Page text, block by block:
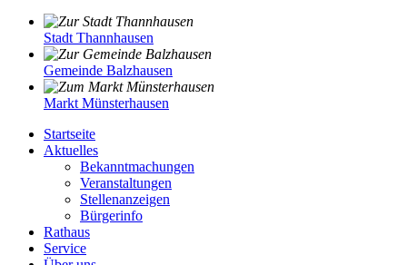
Stadt Thannhausen
Gemeinde Balzhausen
Markt Münsterhausen
Startseite
Aktuelles
Bekanntmachungen
Veranstaltungen
Stellenanzeigen
Bürgerinfo
Rathaus
Service